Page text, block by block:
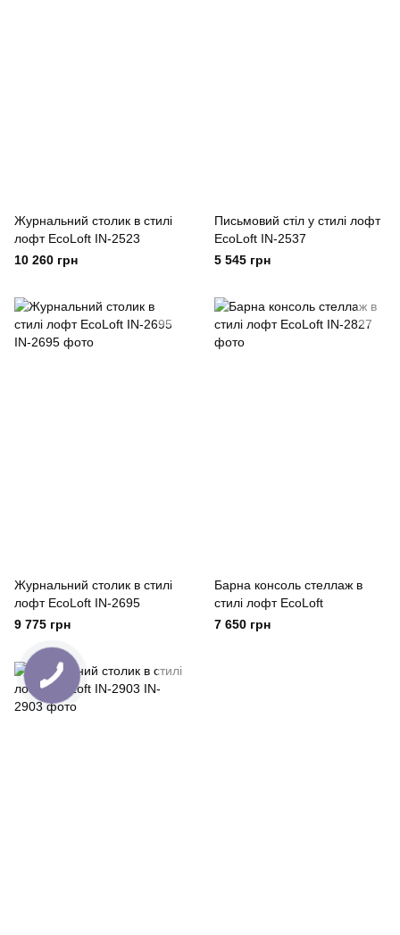
Журнальний столик в стилі
лофт EcoLoft IN-2523
10 260 грн
Письмовий стіл у стилі лофт
EcoLoft IN-2537
5 545 грн
Журнальний столик в стилі
лофт EcoLoft IN-2695
9 775 грн
Барна консоль стеллаж в
стилі лофт EcoLoft
7 650 грн